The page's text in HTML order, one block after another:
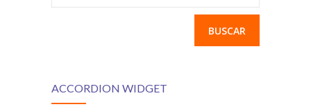
ACCORDION WIDGET